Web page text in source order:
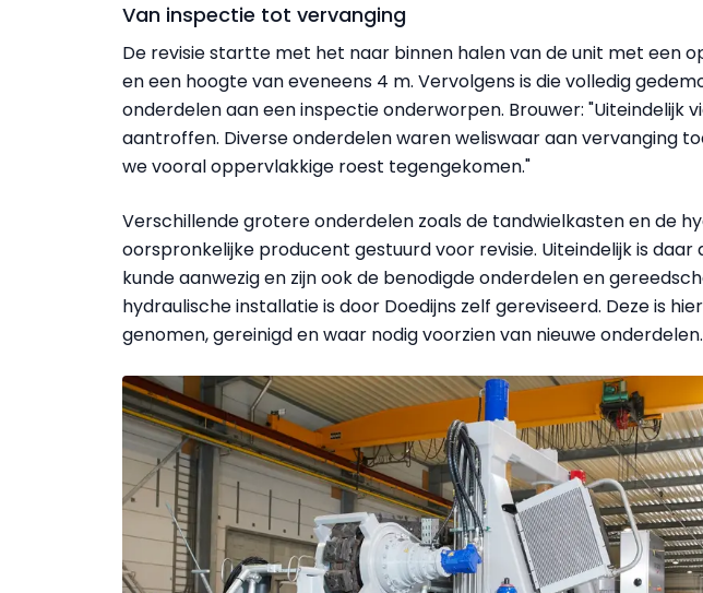
Van inspectie tot vervanging
De revisie startte met het naar binnen halen van de unit met een
en een hoogte van eveneens 4 m. Vervolgens is die volledig
onderdelen aan een inspectie onderworpen. Brouwer: "Uiteindelijk
aantroffen. Diverse onderdelen waren weliswaar aan vervanging
we vooral oppervlakkige roest tegengekomen."
Verschillende grotere onderdelen zoals de tandwielkasten en de
oorspronkelijke producent gestuurd voor revisie. Uiteindelijk is daar
kunde aanwezig en zijn ook de benodigde onderdelen en
hydraulische installatie is door Doedijns zelf gereviseerd. Deze is
genomen, gereinigd en waar nodig voorzien van nieuwe onderdelen.